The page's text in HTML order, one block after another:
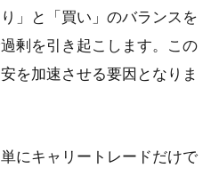
」と「買い」のバランスを
剰を引き起こします。この
を加速させる要因となりま
にキャリートレードだけで